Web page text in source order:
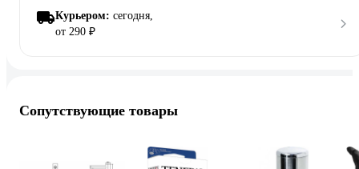
Курьером: сегодня,
от 290 ₽
Сопутствующие товары